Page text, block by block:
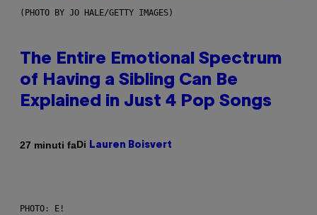
(PHOTO BY JO HALE/GETTY IMAGES)
The Entire Emotional Spectrum
of Having a Sibling Can Be
Explained in Just 4 Pop Songs
27 minuti faDi Lauren Boisvert
PHOTO: E!